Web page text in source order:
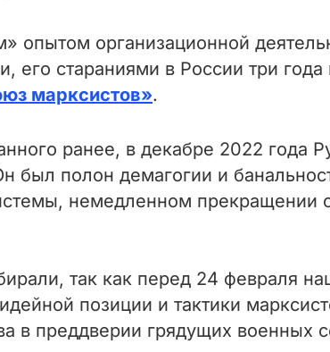
опытом организационной
его стараниями в России три
марксистов».
ранее, в декабре 2022 года
был полон демагогии и
немедленном прекращении
так как перед 24 февраля
позиции и тактики
в преддверии грядущих военных